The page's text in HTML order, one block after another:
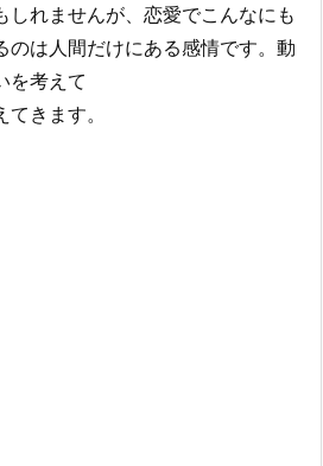
しれませんが、恋愛でこんなにも
のは人間だけにある感情です。動
を考えて
きます。